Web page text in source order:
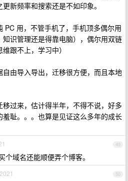
新频率和搜索还是不如印象。
PC 用，不管手机了，手机顶多偶尔用
识管理还是得靠电脑），偶尔用双链
跟不上，学习中）
由导入导出，迁移很方便，而且本地
过来，估计得半年，不得不说，好多
耻。。。也算是见证这么多年的成长
49
域名还能顺便弄个博客。
50